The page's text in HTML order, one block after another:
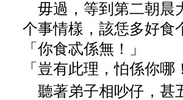
毋過，等到第二朝晨
个事情樣，該恁多好食
「你食忒係無！」
「豈有此理，怕係你哪
聽著弟子相吵仔，甚